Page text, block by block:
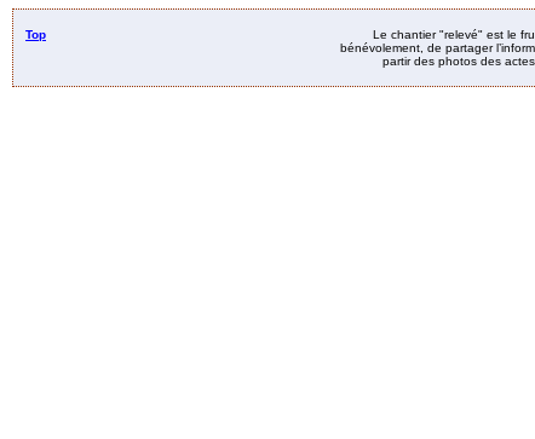
Top
Le chantier "relevé" est le
bénévolement, de partager
partir des photos des